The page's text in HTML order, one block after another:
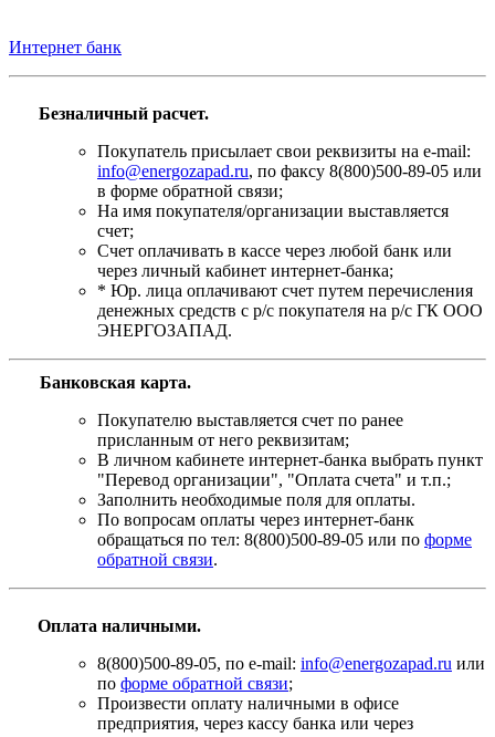
Интернет банк
Безналичный расчет.
Покупатель присылает свои реквизиты на e-mail:
info@energozapad.ru, по факсу 8(800)500-89-05 или
в форме обратной связи;
На имя покупателя/организации выставляется
счет;
Счет оплачивать в кассе через любой банк или
через личный кабинет интернет-банка;
* Юр. лица оплачивают счет путем перечисления
денежных средств с р/с покупателя на р/с ГК ООО
ЭНЕРГОЗАПАД.
Банковская карта.
Покупателю выставляется счет по ранее
присланным от него реквизитам;
В личном кабинете интернет-банка выбрать пункт
"Перевод организации", "Оплата счета" и т.п.;
Заполнить необходимые поля для оплаты.
По вопросам оплаты через интернет-банк
обращаться по тел: 8(800)500-89-05 или по форме
обратной связи.
Оплата наличными.
8(800)500-89-05, по e-mail: info@energozapad.ru или
по форме обратной связи;
Произвести оплату наличными в офисе
предприятия, через кассу банка или через